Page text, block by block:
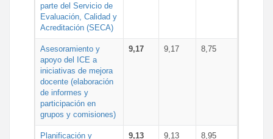
parte del Servicio de
Evaluación, Calidad y
Acreditación (SECA)
Asesoramiento y
apoyo del ICE a
iniciativas de mejora
docente (elaboración
de informes y
participación en
grupos y comisiones)
9,17 9,17 8,75
Planificación y
9,13 9,13 8,95